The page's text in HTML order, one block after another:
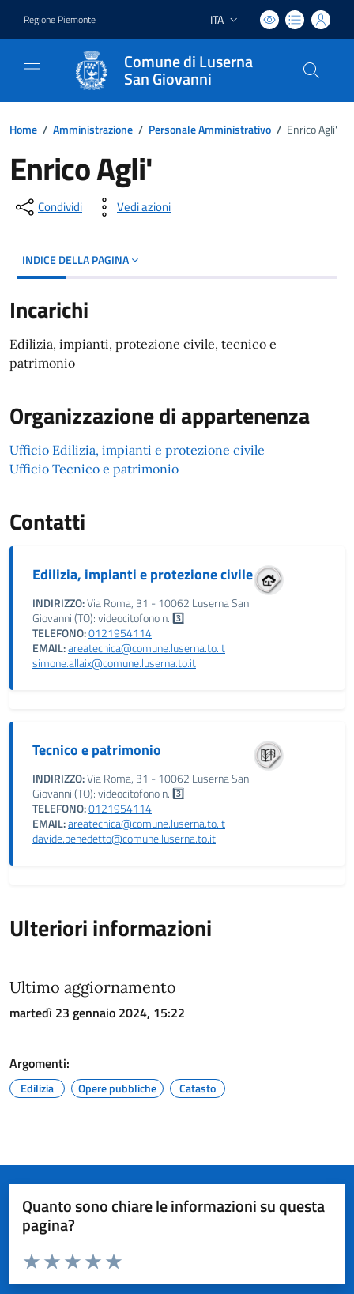
Regione Piemonte Lingua attiva:
ITA
Comune di Luserna
San Giovanni
Home / Amministrazione / Personale Amministrativo / Enrico Agli'
Enrico Agli'
Condividi Vedi azioni
INDICE DELLA PAGINA
Incarichi
Edilizia, impianti, protezione civile, tecnico e
patrimonio
Organizzazione di appartenenza
Ufficio Edilizia, impianti e protezione civile
Ufficio Tecnico e patrimonio
Contatti
Edilizia, impianti e protezione civile
INDIRIZZO:Via Roma, 31 - 10062 Luserna San
Giovanni (TO): videocitofono n. 3️⃣
TELEFONO:0121954114
EMAIL:areatecnica@comune.luserna.to.it
simone.allaix@comune.luserna.to.it
Tecnico e patrimonio
INDIRIZZO:Via Roma, 31 - 10062 Luserna San
Giovanni (TO): videocitofono n. 3️⃣
TELEFONO:0121954114
EMAIL:areatecnica@comune.luserna.to.it
davide.benedetto@comune.luserna.to.it
Ulteriori informazioni
Ultimo aggiornamento
martedì 23 gennaio 2024, 15:22
Argomenti:
Edilizia Opere pubbliche Catasto
Quanto sono chiare le informazioni su questa
pagina?
Valuta da 1 a 5 stelle la pagina
Valuta 5 stelle su 5
Valuta 4 stelle su 5
Valuta 3 stelle su 5
Valuta 2 stelle su 5
Valuta 1 stelle su 5